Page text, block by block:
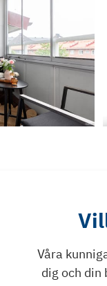
Våra
dig och